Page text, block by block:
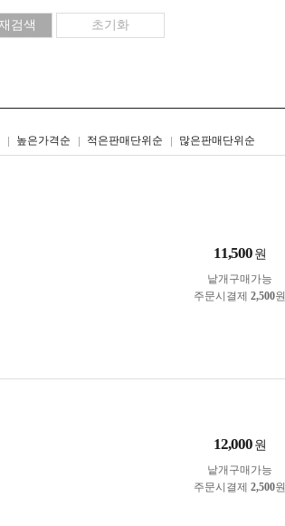
높은가격순 적은판매단위순 많은판매단위순
11,500 원
낱개구매가능
주문시결제 2,500원
12,000 원
낱개구매가능
주문시결제 2,500원